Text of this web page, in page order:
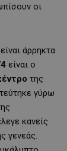
οι
άρρηκτα
είναι ο
της
γύρω
κανείς
γενεάς.